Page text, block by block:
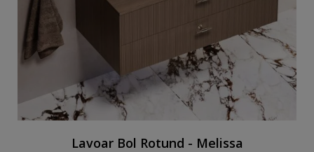
Lavoar Bol Rotund - Melissa